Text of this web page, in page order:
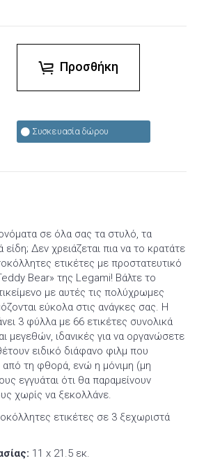
Προσθήκη
Συσκευασία δώρου
σε όλα σας τα στυλό, τα
είδη; Δεν χρειάζεται πια να το κρατάτε
ετικέτες με προστατευτικό
Bear» της Legami! Βάλτε το
με αυτές τις πολύχρωμες
εύκολα στις ανάγκες σας. Η
3 φύλλα με 66 ετικέτες συνολικά
μεγεθών, ιδανικές για να οργανώσετε
ειδικό διάφανο φιλμ που
από τη φθορά, ενώ η μόνιμη (μη
εγγυάται ότι θα παραμείνουν
χωρίς να ξεκολλάνε.
ετικέτες σε 3 ξεχωριστά
11 x 21.5 εκ.